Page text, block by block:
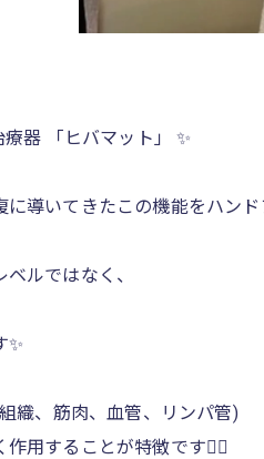
器 「ヒバマット」 ✨️
導いてきたこの機能をハン
ルではなく、
✨️
織、筋肉、血管、リンパ管)
用することが特徴です✍🏻